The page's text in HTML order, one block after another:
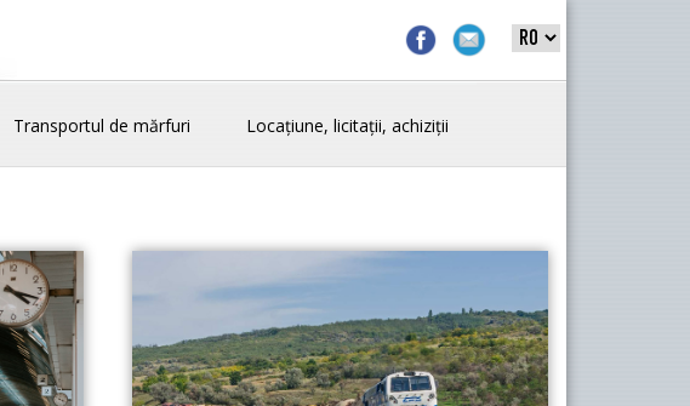
Transportul de mărfuri Locațiune, licitații, achiziții